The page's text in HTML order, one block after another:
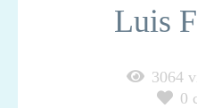
Luis
3064
0